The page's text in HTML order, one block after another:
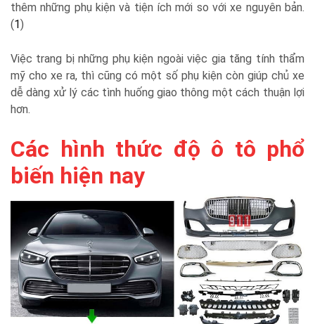
thêm những phụ kiện và tiện ích mới so với xe nguyên bản.
(1)
Việc trang bị những phụ kiện ngoài việc gia tăng tính thẩm
mỹ cho xe ra, thì cũng có một số phụ kiện còn giúp chủ xe
dễ dàng xử lý các tình huống giao thông một cách thuận lợi
hơn.
Các hình thức độ ô tô phổ
biến hiện nay